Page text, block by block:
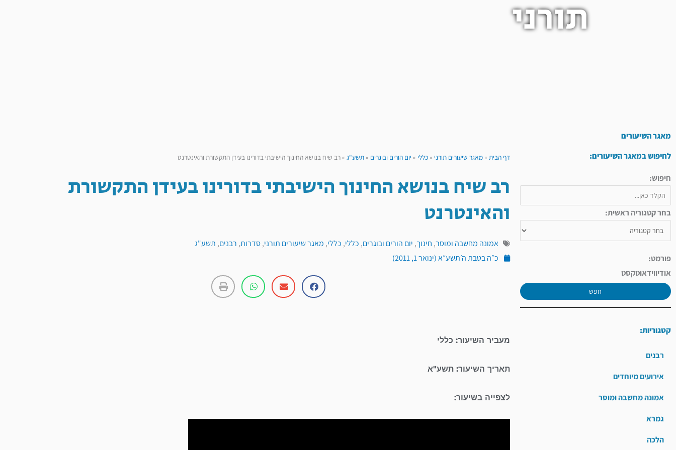
תורני
מאגר השיעורים
לחיפוש במאגר השיעורים:
חיפוש:
בחר קטגוריה ראשית:
פורמט:
אודיווידאוטקסט
חפש
קטגוריות:
רבנים
אירועים מיוחדים
אמונה מחשבה ומוסר
גמרא
הלכה
דף הבית »מאגר שיעורים תורני »כללי »יום הורים ובוגרים »תשע"ג »רב שיח בנושא החינוך הישיבתי בדורינו בעידן התקשורת והאינטרנט
רב שיח בנושא החינוך הישיבתי בדורינו בעידן התקשורת
והאינטרנט
אמונה מחשבה ומוסר, חינוך, יום הורים ובוגרים, כללי, כללי, מאגר שיעורים תורני,סדרות, רבנים, תשע"ג
כ״ה בטבת ה׳תשע״א (ינואר 1, 2011)
מעביר השיעור: כללי
תאריך השיעור: תשע"א
לצפייה בשיעור: